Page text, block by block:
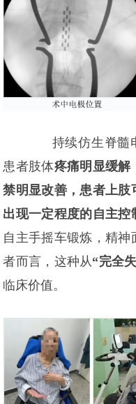
持续仿生脊髓
患者肢体疼痛明显缓解
禁明显改善，患者上肢
出现一定程度的自主控
自主手摇车锻炼，精
者而言，这种从“完全
临床价值。